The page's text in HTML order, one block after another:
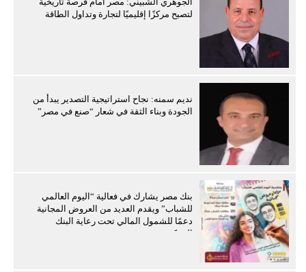
لتصبح مركزًا إقليميًا لتجارة وتداول الطاقة
نديم سمنه: نجاح استراتيجية التصدير يبدأ من
الجودة وبناء الثقة في شعار “صنع في مصر”
بنك مصر يشارك في فعالية “اليوم العالمي
للشباب” ويقدم العديد من العروض المجانية
دعمًا للشمول المالي تحت رعاية البنك
المركزي